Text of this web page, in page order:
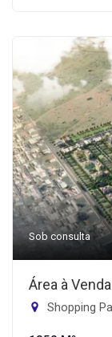
Sob consulta
Área à
Shopping